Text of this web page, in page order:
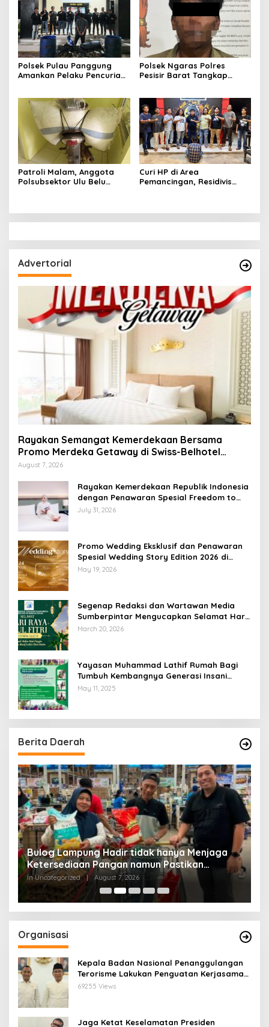
Wanita Terungkap Dugaan
Pengguna Narkoba
Subsidi di SPBU Lakaran
Polsek Pulau Panggung
Amankan Pelaku Pencurian
Polsek Ngaras Polres
Pesisir Barat Tangkap
Patroli Malam, Anggota
Polsubsektor Ulu Belu
Kabur
Curi HP di Area
Pemancingan, Residivis
Advertorial
Rayakan Semangat Kemerdekaan Bersama
Promo Merdeka Getaway di Swiss-Belhotel
Lampung
August 7, 2026
Rayakan Kemerdekaan Republik Indonesia
dengan Penawaran Spesial Freedom to
Relax di Holiday Inn Lampung Bukit Randu
July 31, 2026
Promo Wedding Eksklusif dan Penawaran
Spesial Wedding Story Edition 2026 di
Swiss-Belhotel Lampung
May 19, 2026
Segenap Redaksi dan Wartawan Media
Sumberpintar Mengucapkan Selamat Hari
Raya Idul Fitri 1447 Hijriyah / 2026 M
March 20, 2026
Yayasan Muhammad Lathif Rumah Bagi
Tumbuh Kembangnya Generasi Insani
Cerdas dan Berkarakter
May 11, 2025
Berita Daerah
Bulog Lampung Hadir tidak hanya Menjaga
Ketersediaan Pangan namun Pastikan
Masyarakat Miliki Akses Harga Pangan
Terjangkau dan Berkualitas
In Uncategorized | August 7, 2026
Organisasi
Kepala Badan Nasional Penanggulangan
Terorisme Lakukan Penguatan Kerjasama
Ketua Pengurus Besar Nahdlatul Ulama
69255 Views
Jaga Ketat Keselamatan Presiden